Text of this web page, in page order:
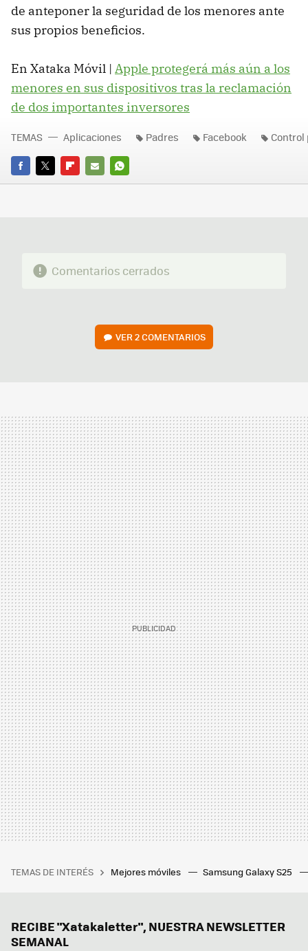
de anteponer la seguridad de los menores ante
sus propios beneficios.
En Xataka Móvil | Apple protegerá más aún a los
menores en sus dispositivos tras la reclamación
de dos importantes inversores
FACEBOOK
TWITTERFLIPBOARD
E-
WHATSAPP
TEMAS Aplicaciones Padres Facebook
Comentarios cerrados
VER2 COMENTARIOS
TEMAS DE INTERÉS Mejores móviles Samsung Galaxy S25
RECIBE "Xatakaletter", NUESTRA NEWSLETTER
SEMANAL